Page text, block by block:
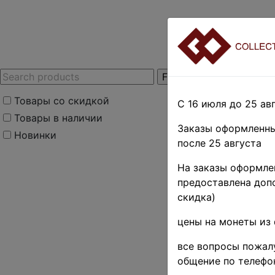
Товары со скидкой
Товары в наличии
Новинки
Home Stamps
Республика 1946 г.
Поиск в категории
Поиск в
Выберите файл
С 16 июля до 25
Заказы
после 25 августа
На заказы
предоставлена
скидка)
цены на монеты из
все вопросы
общение по